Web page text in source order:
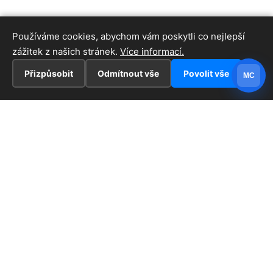
Používáme cookies, abychom vám poskytli co nejlepší
zážitek z našich stránek. Více informací.
Přizpůsobit Odmítnout vše Povolit vše MC